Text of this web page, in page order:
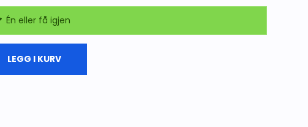
Lokalhistorie fra
Østlandet
Lokalhistorie fra Oslo
Lokalhistorie fra
Én eller få igjen
LEGG I KURV